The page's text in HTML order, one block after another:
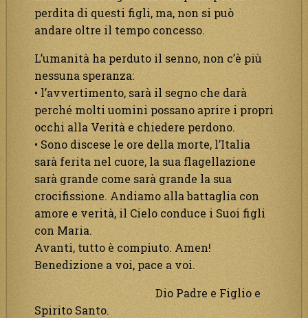
perdita di questi figli, ma, non si può
andare oltre il tempo concesso.
L’umanità ha perduto il senno, non c’è più
nessuna speranza:
• l’avvertimento, sarà il segno che darà
perché molti uomini possano aprire i propri
occhi alla Verità e chiedere perdono.
• Sono discese le ore della morte, l’Italia
sarà ferita nel cuore, la sua flagellazione
sarà grande come sarà grande la sua
crocifissione. Andiamo alla battaglia con
amore e verità, il Cielo conduce i Suoi figli
con Maria.
Avanti, tutto è compiuto. Amen!
Benedizione a voi, pace a voi.
Dio Padre e Figlio e
Spirito Santo.